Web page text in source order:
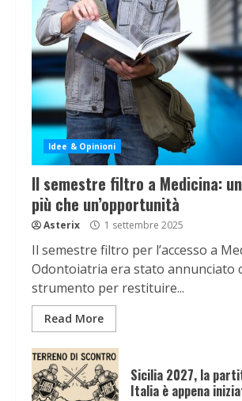
Idee & Opinioni
Il semestre filtro a Medicina:
più che un’opportunità
Asterix 1 settembre 2025
Il semestre filtro per l’accesso a
Odontoiatria era stato annunciato
strumento per restituire...
Read More
Sicilia 2027, la
Italia è appena